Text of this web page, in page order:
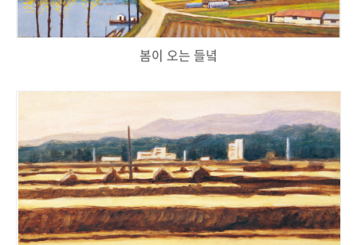
봄이 오는 들녘